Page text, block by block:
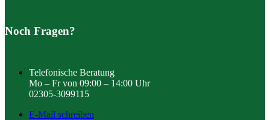
Noch Fragen?
Telefonische Beratung
Mo – Fr von 09:00 – 14:00 Uhr
02305-3099115
E-Mail schreiben